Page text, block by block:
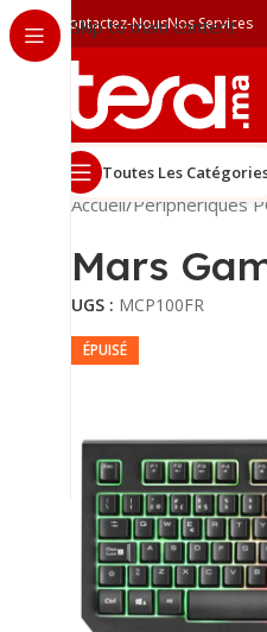
Skip to main content
Contactez-NousNos Services
Toutes Les
Accueil/Périphériques
Mars
UGS : MCP100FR
ÉPUISÉ